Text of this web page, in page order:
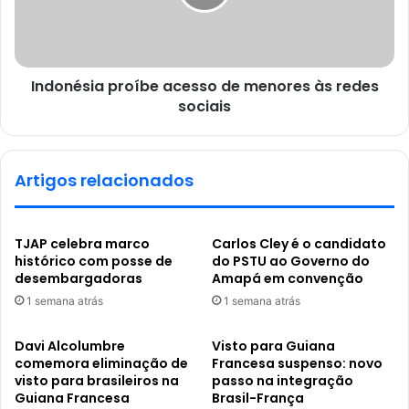
Indonésia proíbe acesso de menores às redes
sociais
Artigos relacionados
TJAP celebra marco
histórico com posse de
desembargadoras
1 semana atrás
Carlos Cley é o candidato
do PSTU ao Governo do
Amapá em convenção
1 semana atrás
Davi Alcolumbre
comemora eliminação de
visto para brasileiros na
Guiana Francesa
Visto para Guiana
Francesa suspenso: novo
passo na integração
Brasil-França